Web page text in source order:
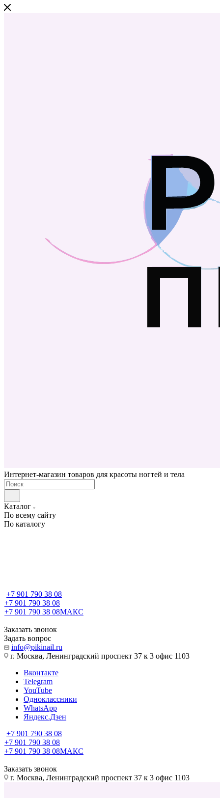
Интернет-магазин товаров для красоты ногтей и тела
Каталог
По всему сайту
По каталогу
+7 901 790 38 08
+7 901 790 38 08
+7 901 790 38 08МАКС
Заказать звонок
Задать вопрос
info@pikinail.ru
г. Москва, Ленинградский проспект 37 к 3 офис 1103
Вконтакте
Telegram
YouTube
Одноклассники
WhatsApp
Яндекс.Дзен
+7 901 790 38 08
+7 901 790 38 08
+7 901 790 38 08МАКС
Заказать звонок
г. Москва, Ленинградский проспект 37 к 3 офис 1103